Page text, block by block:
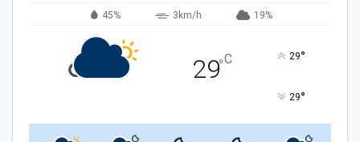
45% 3km/h 19%
29°C 29°
29°